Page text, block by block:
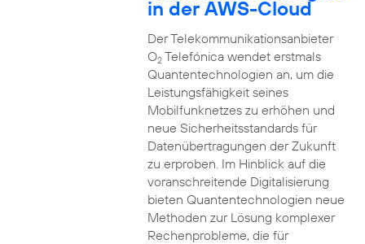
in der AWS-Cloud
Der Telekommunikationsanbieter
O2Telefónica wendet erstmals
Quantentechnologien an, um die
Leistungsfähigkeit seines
Mobilfunknetzes zu erhöhen und
neue Sicherheitsstandards für
Datenübertragungen der Zukunft
zu erproben. Im Hinblick auf die
voranschreitende Digitalisierung
bieten Quantentechnologien neue
Methoden zur Lösung komplexer
Rechenprobleme, die für